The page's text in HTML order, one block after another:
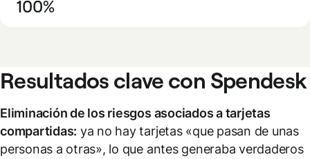
100%
Resultados clave con Spendesk
Eliminación de los riesgos asociados a tarjetas
compartidas: ya no hay tarjetas «que pasan de unas
personas a otras», lo que antes generaba verdaderos